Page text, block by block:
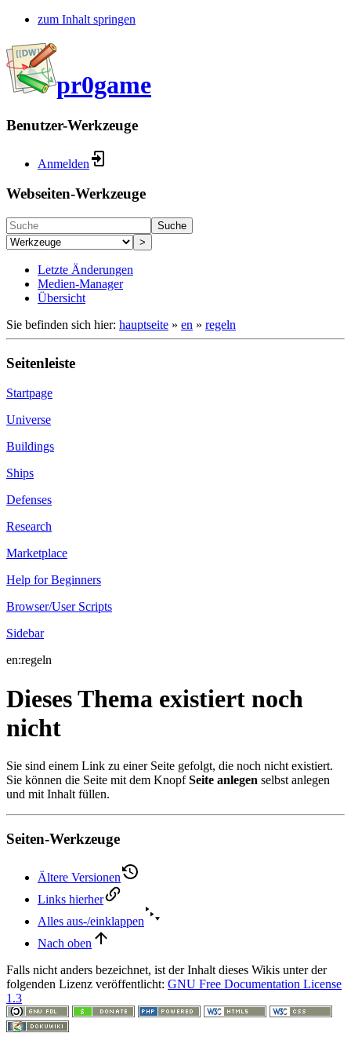
zum Inhalt springen
pr0game
Benutzer-Werkzeuge
Anmelden
Webseiten-Werkzeuge
Suche
>
Letzte Änderungen
Medien-Manager
Übersicht
Sie befinden sich hier: hauptseite » en » regeln
Seitenleiste
Startpage
Universe
Buildings
Ships
Defenses
Research
Marketplace
Help for Beginners
Browser/User Scripts
Sidebar
en:regeln
Dieses Thema existiert noch
nicht
Sie sind einem Link zu einer Seite gefolgt, die noch nicht existiert.
Sie können die Seite mit dem KnopfSeite anlegen selbst anlegen
und mit Inhalt füllen.
Seiten-Werkzeuge
Ältere Versionen
Links hierher
Alles aus-/einklappen
Nach oben
Falls nicht anders bezeichnet, ist der Inhalt dieses Wikis unter der
folgenden Lizenz veröffentlicht: GNU Free Documentation License
1.3